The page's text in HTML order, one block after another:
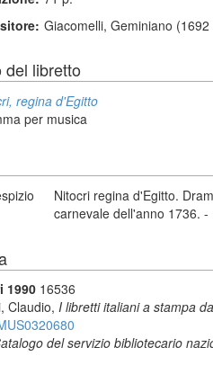
Giacomelli, Geminiano
del libretto
regina d'Egitto
per musica
Nitocri regina d'Egitto.
carnevale dell'anno 1736.
1990 16536
Claudio, I libretti italiani a stampa
del servizio bibliotecario